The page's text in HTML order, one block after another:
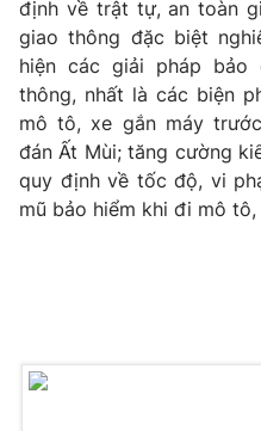
định về trật tự, an toàn
giao thông đặc biệt
hiện các giải pháp
thông, nhất là các biện
mô tô, xe gắn máy
đán Ất Mùi; tăng cường
quy định về tốc độ, vi
mũ bảo hiểm khi đi mô tô,